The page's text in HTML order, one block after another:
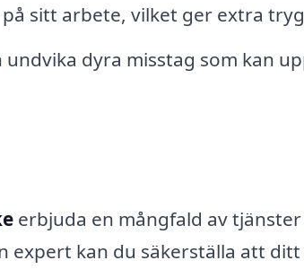
sitt arbete, vilket ger extra
dyra misstag som kan
erbjuda en mångfald av
expert kan du säkerställa att ditt